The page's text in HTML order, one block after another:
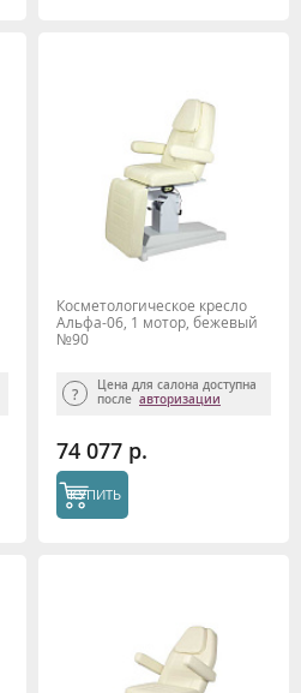
Косметологическое кресло
Альфа-06, 1 мотор, бежевый
№90
Цена для салона доступна
после авторизации
74 077 р.
КУПИТЬ